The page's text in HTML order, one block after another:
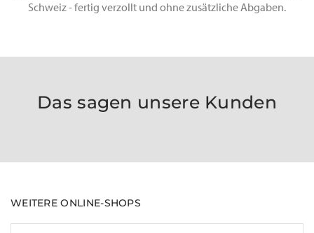
Schweiz - fertig verzollt und ohne zusätzliche Abgaben.
Das sagen unsere Kunden
WEITERE ONLINE-SHOPS